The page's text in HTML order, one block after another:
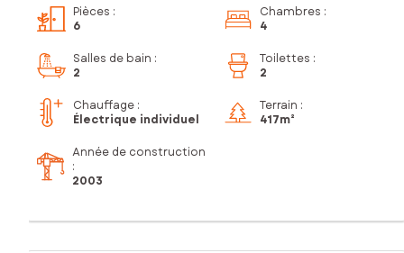
Pièces :
6
Chambres :
4
Salles de bain :
2
Toilettes :
2
Chauffage :
Électrique individuel
Terrain :
417m²
Année de construction
:
2003